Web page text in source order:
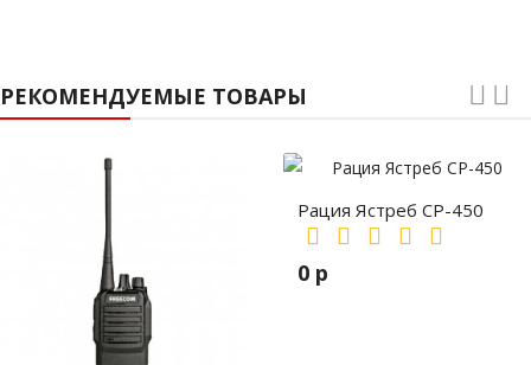
РЕКОМЕНДУЕМЫЕ ТОВАРЫ
Рация Ястреб СР-450
0 р